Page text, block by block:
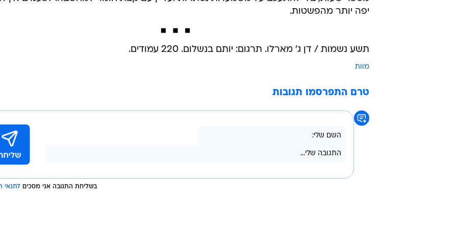
יפה יותר מהפשטות.
תשע נשמות / דן ג' מארלו. תרגום: יותם בנשלום. 220 עמודים.
מוות
טרם התפרסמו תגובות
בשליחת התגובה אני מסכים לתנאי